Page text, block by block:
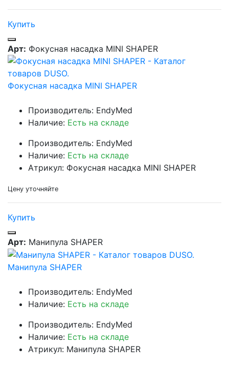
Купить
Арт: Фокусная насадка MINI SHAPER
Фокусная насадка MINI SHAPER
Производитель: EndyMed
Наличие: Есть на складе
Производитель: EndyMed
Наличие: Есть на складе
Атрикул: Фокусная насадка MINI SHAPER
Цену уточняйте
Купить
Арт: Манипула SHAPER
Манипула SHAPER
Производитель: EndyMed
Наличие: Есть на складе
Производитель: EndyMed
Наличие: Есть на складе
Атрикул: Манипула SHAPER